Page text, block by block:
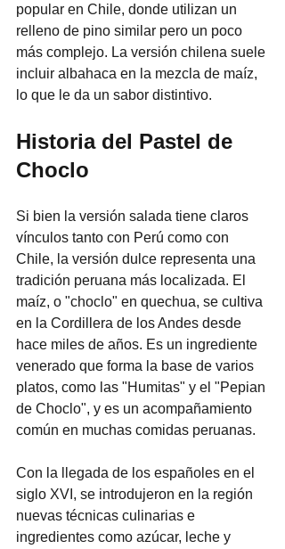
popular en Chile, donde utilizan un
relleno de pino similar pero un poco
más complejo. La versión chilena suele
incluir albahaca en la mezcla de maíz,
lo que le da un sabor distintivo.
Historia del Pastel de
Choclo
Si bien la versión salada tiene claros
vínculos tanto con Perú como con
Chile, la versión dulce representa una
tradición peruana más localizada. El
maíz, o "choclo" en quechua, se cultiva
en la Cordillera de los Andes desde
hace miles de años. Es un ingrediente
venerado que forma la base de varios
platos, como las "Humitas" y el "Pepian
de Choclo", y es un acompañamiento
común en muchas comidas peruanas.
Con la llegada de los españoles en el
siglo XVI, se introdujeron en la región
nuevas técnicas culinarias e
ingredientes como azúcar, leche y